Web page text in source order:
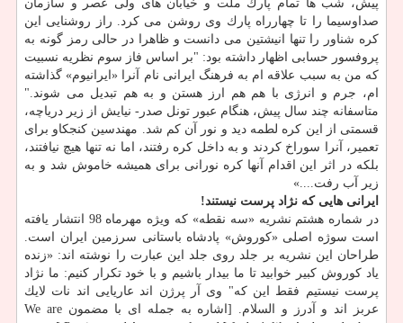
پیش، شب ها تمام پارك ملت و خیابان های ولی عصر و سازمان
صداوسیما را تا چهارراه پارك وی روشن می كرد. راز روشنایی این
كره شناور را تنها انیشتین می دانست و ظاهرا در حالی رمز گونه به
پروفسور حسابی اظهار داشته بود: "بر اساس فاز سوم نظریه نسبیت
كه من به سبب علاقه ام به فرهنگ ایرانی نام آنرا «ایرانیوم» گذاشته
ام، جرم و انرژی با هم هم ارز هستن و به هم تبدیل می شوند."
متاسفانه چند سال پیش، هنگام عبور تونل صدر- نیایش از زیر دریاچه،
قسمتی از این كره لطمه دید و نور آن كم شد. مهندسین كنجكاو برای
تعمیر، آنرا سوراخ كردند و به داخل كره رفتند، اما نه تنها هیچ نیافتند،
بلكه در اثر این اقدام آنها كره نورانی برای همیشه خاموش شد و به
زیر آب رفت....»
ایرانی هایی كه نژاد پرست نیستند!
در شماره هشتم نشریه «سه نقطه» كه ویژه مهرماه 98 انتشار یافته
است سوژه اصلی «كوروش» پادشاه باستانی سرزمین ایران است.
طراحان این نشریه بر جلد روی جلد این عبارت را نوشته اند: «زنده
یاد كوروش كبیر خوابید تا ما بیدار باشیم و با خود تكرار كنیم: ما نژاد
پرست نیستیم فقط این كه" وی آر پرژن اند عاریایی اند نات لایك
عربز اند و آدرز و السلام. [اشاره به جمله ای با مضمون We are